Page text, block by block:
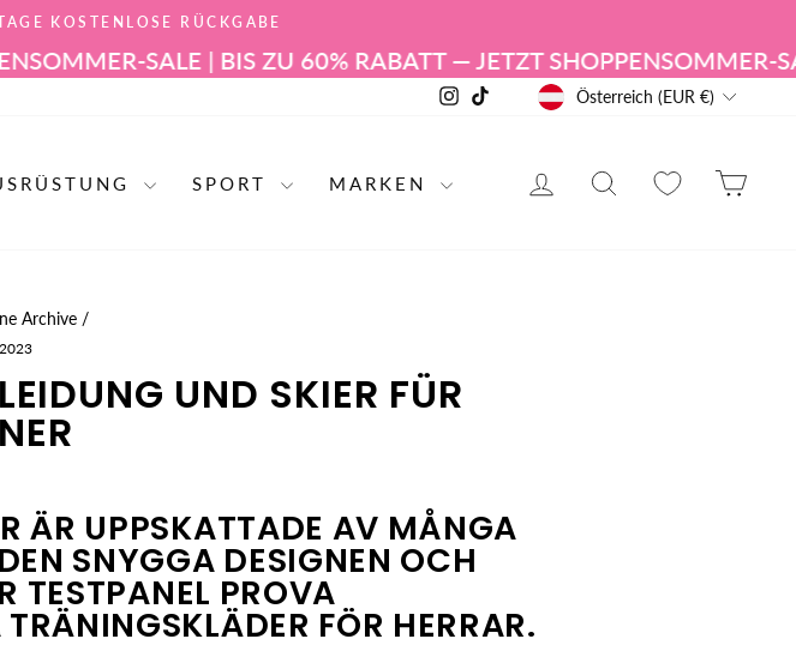
KOSTENLOSE RÜCKGABE
SALE | BIS ZU 60% RABATT — JETZT SHOPPENSOMMER-SALE |
Instagram
TikTok WÄHRUNG
Österreich (EUR €)
SPORT MARKEN ANMELDENPRODUKT
Archive /
UND SKIER FÜR
ÄR UPPSKATTADE AV MÅNGA
SNYGGA DESIGNEN OCH
TESTPANEL PROVA
FÖR HERRAR.